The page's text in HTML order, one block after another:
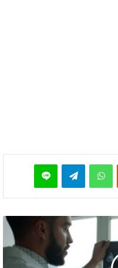
‫رددیت واتس آپ تلگرام لاین